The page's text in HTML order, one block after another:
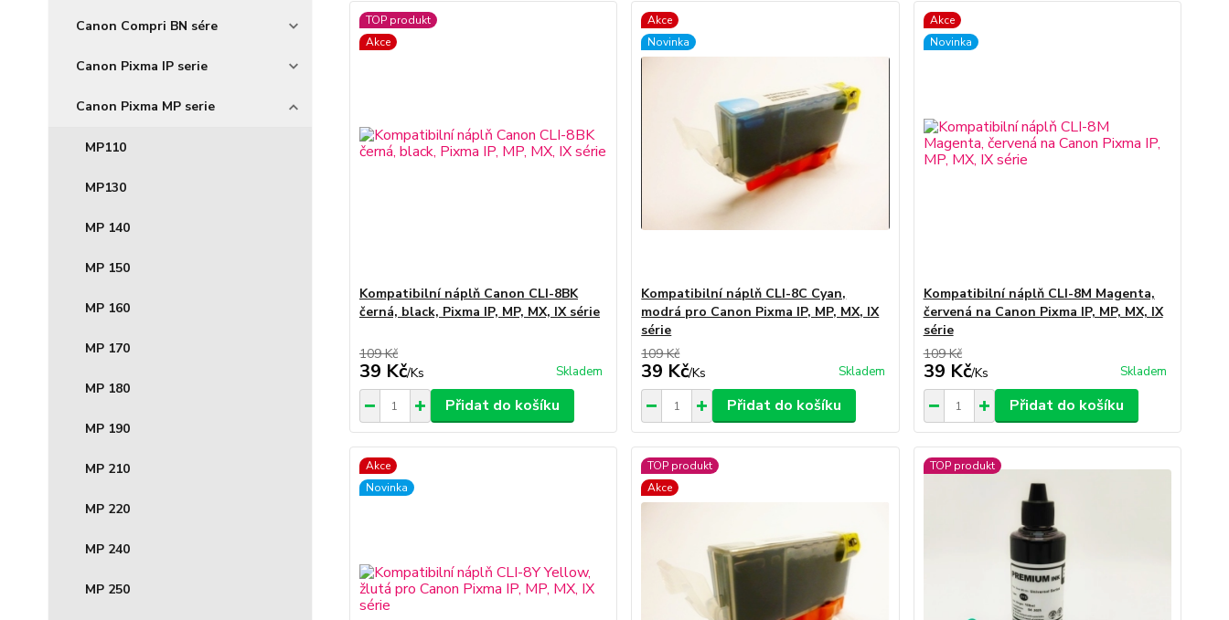
Canon Compri BN sére
Canon Pixma IP serie
Canon Pixma MP serie
MP110
MP130
MP 140
MP 150
MP 160
MP 170
MP 180
MP 190
MP 210
MP 220
MP 240
MP 250
TOP produkt
Akce
Kompatibilní náplň Canon CLI-8BK
černá, black, Pixma IP, MP, MX, IX série
109 Kč
39 Kč/Ks Skladem
Přidat do košíku
Akce
Novinka
Kompatibilní náplň CLI-8C Cyan,
modrá pro Canon Pixma IP, MP, MX, IX
série
109 Kč
39 Kč/Ks Skladem
Přidat do košíku
Akce
Novinka
Kompatibilní náplň CLI-8M Magenta,
červená na Canon Pixma IP, MP, MX, IX
série
109 Kč
39 Kč/Ks Skladem
Přidat do košíku
Akce
Novinka
TOP produkt
Akce
TOP produkt